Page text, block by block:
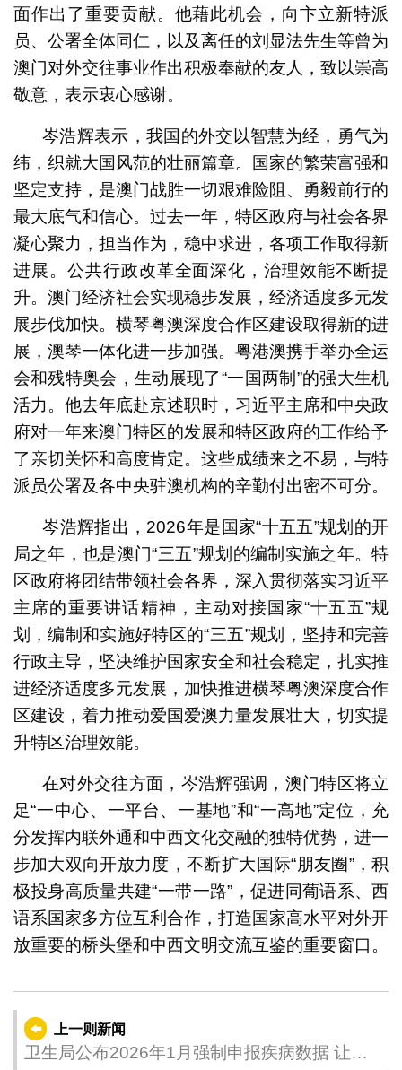
面作出了重要贡献。他藉此机会，向卞立新特派
员、公署全体同仁，以及离任的刘显法先生等曾为
澳门对外交往事业作出积极奉献的友人，致以崇高
敬意，表示衷心感谢。
​岑浩辉表示，我国的外交以智慧为经，勇气为
纬，织就大国风范的壮丽篇章。国家的繁荣富强和
坚定支持，是澳门战胜一切艰难险阻、勇毅前行的
最大底气和信心。过去一年，特区政府与社会各界
凝心聚力，担当作为，稳中求进，各项工作取得新
进展。公共行政改革全面深化，治理效能不断提
升。澳门经济社会实现稳步发展，经济适度多元发
展步伐加快。横琴粤澳深度合作区建设取得新的进
展，澳琴一体化进一步加强。粤港澳携手举办全运
会和残特奥会，生动展现了“一国两制”的强大生机
活力。他去年底赴京述职时，习近平主席和中央政
府对一年来澳门特区的发展和特区政府的工作给予
了亲切关怀和高度肯定。这些成绩来之不易，与特
派员公署及各中央驻澳机构的辛勤付出密不可分。
​岑浩辉指出，2026年是国家“十五五”规划的开
局之年，也是澳门“三五”规划的编制实施之年。特
区政府将团结带领社会各界，深入贯彻落实习近平
主席的重要讲话精神，主动对接国家“十五五”规
划，编制和实施好特区的“三五”规划，坚持和完善
行政主导，坚决维护国家安全和社会稳定，扎实推
进经济适度多元发展，加快推进横琴粤澳深度合作
区建设，着力推动爱国爱澳力量发展壮大，切实提
升特区治理效能。
​在对外交往方面，岑浩辉强调，澳门特区将立
足“一中心、一平台、一基地”和“一高地”定位，充
分发挥内联外通和中西文化交融的独特优势，进一
步加大双向开放力度，不断扩大国际“朋友圈”，积
极投身高质量共建“一带一路”，促进同葡语系、西
语系国家多方位互利合作，打造国家高水平对外开
放重要的桥头堡和中西文明交流互鉴的重要窗口。
上一则新闻
卫生局公布2026年1月强制申报疾病数据 让公